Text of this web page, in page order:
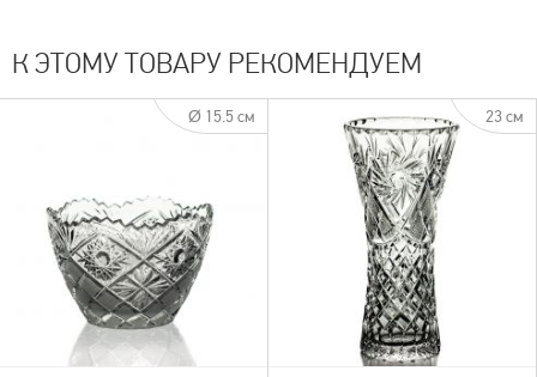
К ЭТОМУ ТОВАРУ РЕКОМЕНДУЕМ
Ø 15.5 см 23 см
быстрый просмотр